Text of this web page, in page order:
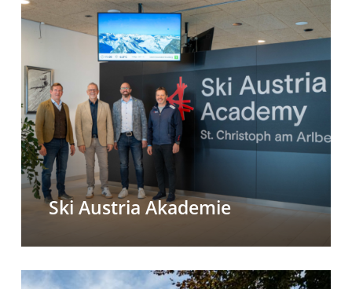
Ski
Austria
Ski Austria Akademie
Interalpen-